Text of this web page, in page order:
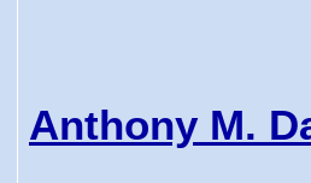
Anthony M.